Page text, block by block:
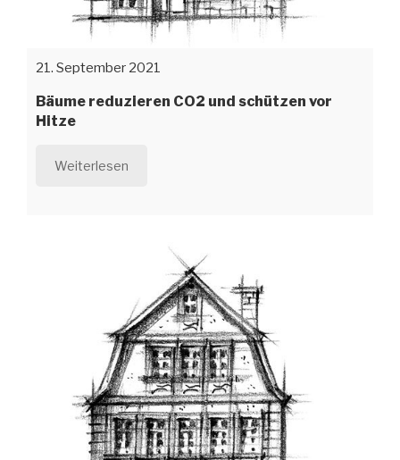
21. September 2021
Bäume reduzieren CO2 und schützen vor
Hitze
Weiterlesen